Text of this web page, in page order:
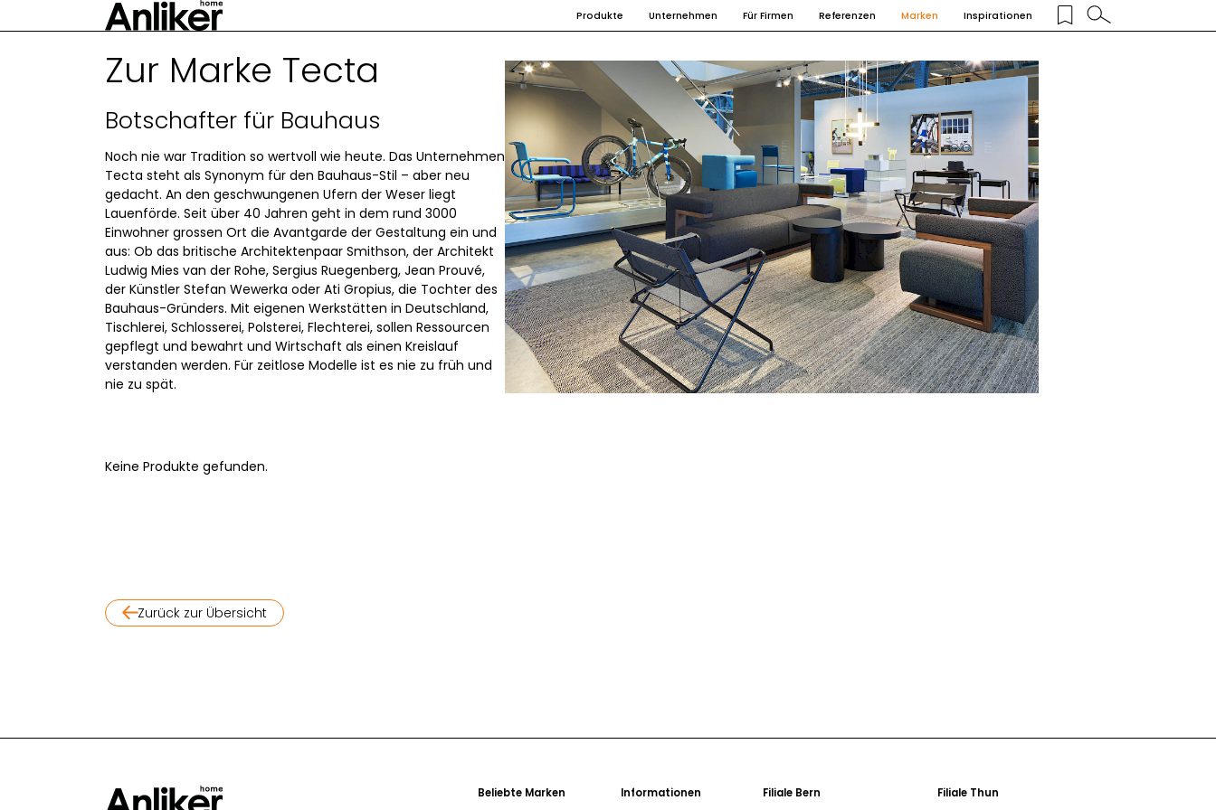
Produkte Unternehmen Für Firmen Referenzen Marken Inspirationen
Zur Marke Tecta
Botschafter für Bauhaus
Noch nie war Tradition so wertvoll wie heute. Das Unternehmen
Tecta steht als Synonym für den Bauhaus-Stil – aber neu
gedacht. An den geschwungenen Ufern der Weser liegt
Lauenförde. Seit über 40 Jahren geht in dem rund 3000
Einwohner grossen Ort die Avantgarde der Gestaltung ein und
aus: Ob das britische Architektenpaar Smithson, der Architekt
Ludwig Mies van der Rohe, Sergius Ruegenberg, Jean Prouvé,
der Künstler Stefan Wewerka oder Ati Gropius, die Tochter des
Bauhaus-Gründers. Mit eigenen Werkstätten in Deutschland,
Tischlerei, Schlosserei, Polsterei, Flechterei, sollen Ressourcen
gepflegt und bewahrt und Wirtschaft als einen Kreislauf
verstanden werden. Für zeitlose Modelle ist es nie zu früh und
nie zu spät.
Keine Produkte gefunden.
Zurück zur Übersicht
Beliebte Marken Informationen Filiale Bern Filiale Thun